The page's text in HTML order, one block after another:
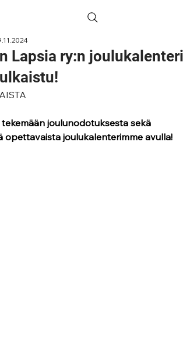
Lapsia ry:n
joulunodotuksesta sekä
opettavaista joulukalenterimme avulla!